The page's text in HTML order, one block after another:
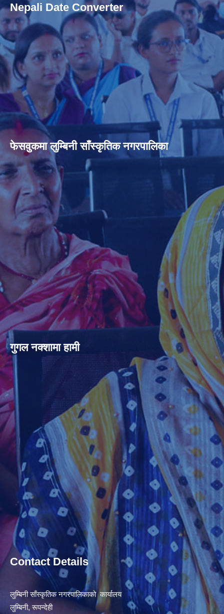
Nepali Date Converter
फेसवुकमा लुम्बिनी साँस्कृतिक नगरपालिका
गुगल नक्शामा हामी
Contact Details
लुम्बिनी साँस्कृतिक नगरपालिकाको कार्यालय
लुम्बिनी, रूपन्देही